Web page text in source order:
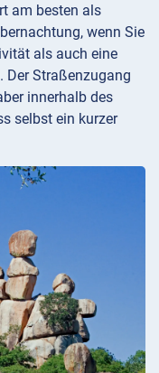
am besten als
wenn Sie
als auch eine
Der Straßenzugang
innerhalb des
selbst ein kurzer